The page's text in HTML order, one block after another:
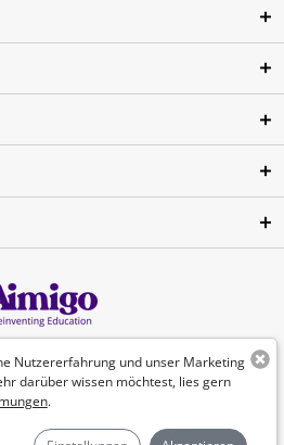
Nutzererfahrung und unser Marketing
darüber wissen möchtest, lies gern
.
Deutsch
2026